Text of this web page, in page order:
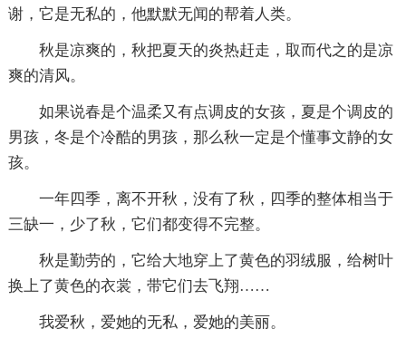
谢，它是无私的，他默默无闻的帮着人类。
秋是凉爽的，秋把夏天的炎热赶走，取而代之的是凉
爽的清风。
如果说春是个温柔又有点调皮的女孩，夏是个调皮的
男孩，冬是个冷酷的男孩，那么秋一定是个懂事文静的女
孩。
一年四季，离不开秋，没有了秋，四季的整体相当于
三缺一，少了秋，它们都变得不完整。
秋是勤劳的，它给大地穿上了黄色的羽绒服，给树叶
换上了黄色的衣裳，带它们去飞翔……
我爱秋，爱她的无私，爱她的美丽。